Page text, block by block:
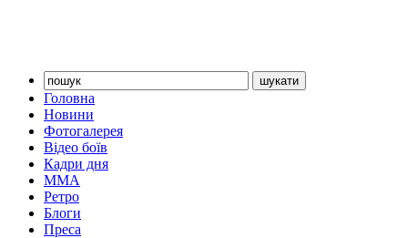
Головна
Новини
Фотогалерея
Відео боїв
Кадри дня
ММА
Ретро
Блоги
Преса